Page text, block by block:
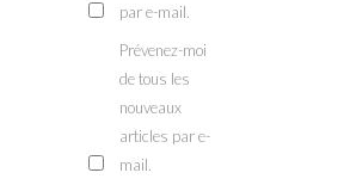
par e-mail.
Prévenez-moi
de tous les
nouveaux
articles par e-
mail.